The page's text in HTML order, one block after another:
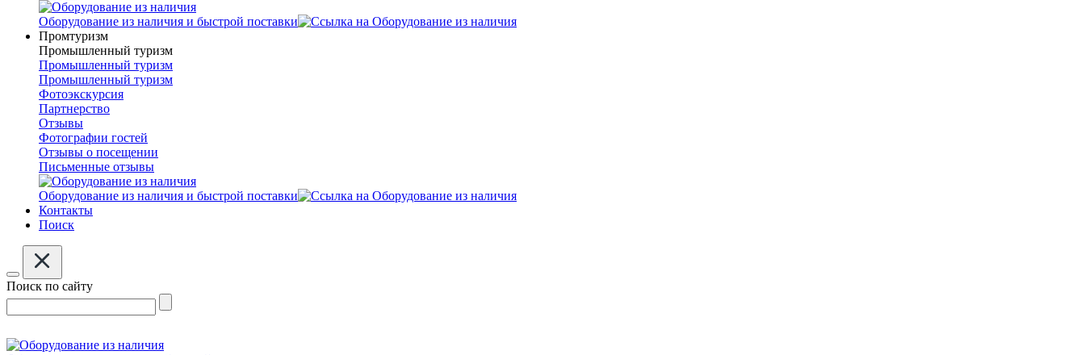
Оборудование из наличия и быстрой поставки
Промтуризм
Промышленный туризм
Промышленный туризм
Промышленный туризм
Фотоэкскурсия
Партнерство
Отзывы
Фотографии гостей
Отзывы о посещении
Письменные отзывы
Оборудование из наличия и быстрой поставки
Контакты
Поиск
Поиск по сайту